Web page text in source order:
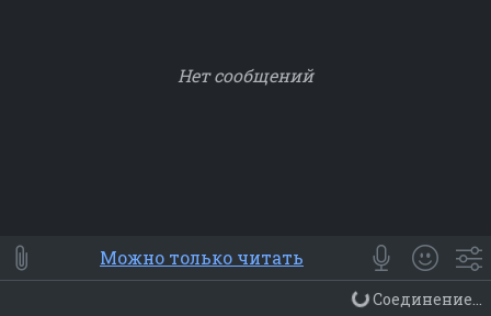
Нет сообщений
⭐ Мои Smile
😀 Emoji
Смайлики
Люди Животные Еда Объекты
Можно только читать
Соединение...